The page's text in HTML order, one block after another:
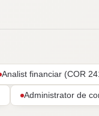
Analist financiar (COR
Administrator de